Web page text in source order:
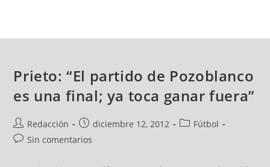
Prieto: “El partido de Pozoblanco
es una final; ya toca ganar fuera”
Redacción diciembre 12, 2012
Fútbol
Sin comentarios